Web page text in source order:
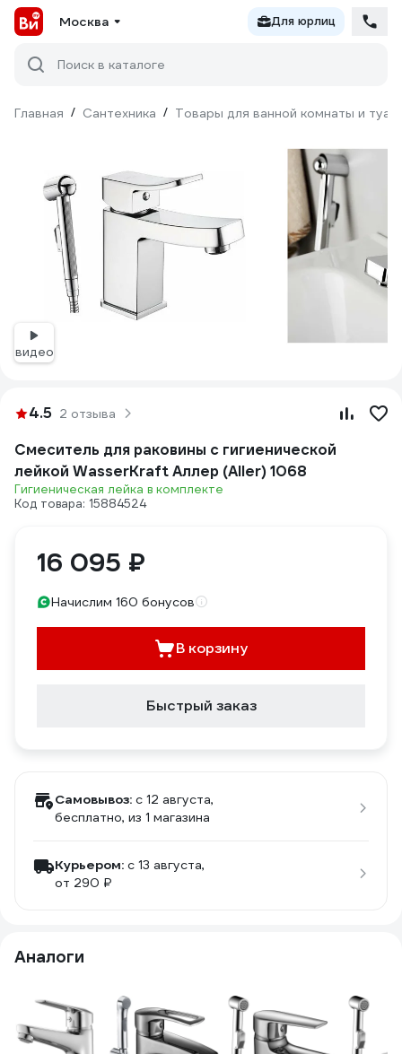
Москва Для юрлиц
Поиск в каталоге
Главная / Сантехника / Товары для ванной комнаты и
видео
4.5 2 отзыва
Смеситель для раковины с гигиенической
лейкой WasserKraft Аллер (Aller) 1068
Гигиеническая лейка в комплекте
Код товара: 15884524
16 095 ₽
Начислим 160 бонусов
В корзину
Быстрый заказ
Самовывоз: c 12 августа,
бесплатно, из 1 магазина
Курьером: c 13 августа,
от 290 ₽
Аналоги